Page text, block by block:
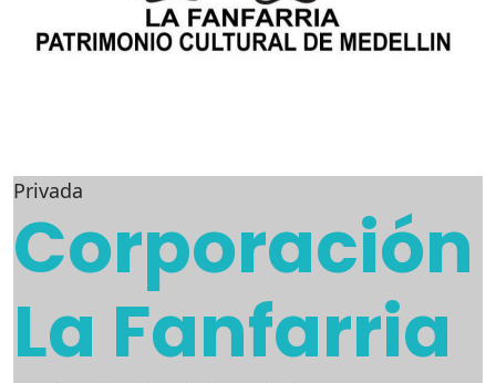
Privada
Corporación
La Fanfarria